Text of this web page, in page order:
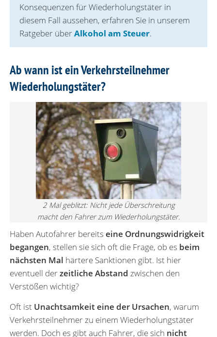
Konsequenzen für Wiederholungstäter in
diesem Fall aussehen, erfahren Sie in unserem
Ratgeber überAlkohol am Steuer.
Ab wann ist ein Verkehrsteilnehmer
Wiederholungstäter?
2 Mal geblitzt: Nicht jede Überschreitung
macht den Fahrer zum Wiederholungstäter.
Haben Autofahrer bereits eine Ordnungswidrigkeit
begangen, stellen sie sich oft die Frage, ob es beim
nächsten Mal härtere Sanktionen gibt. Ist hier
eventuell derzeitliche Abstand zwischen den
Verstößen wichtig?
Oft ist Unachtsamkeit eine der Ursachen, warum
Verkehrsteilnehmer zu einem Wiederholungstäter
werden. Doch es gibt auch Fahrer, die sich nicht